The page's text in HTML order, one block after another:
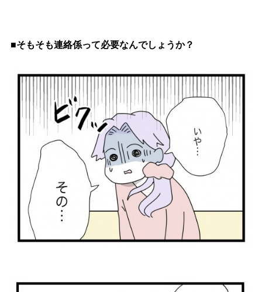
■そもそも連絡係って必要なんでしょうか？